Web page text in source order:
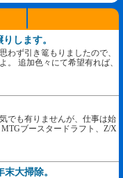
します。
わず引き篭もりましたので、
。 追加色々にて希望有れば、
でも有りませんが、仕事は始
ブースタードラフト、Z/X
大掃除。